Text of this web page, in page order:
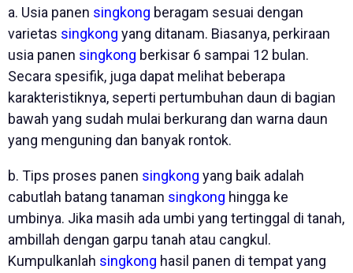
a. Usia panen singkong beragam sesuai dengan
varietas singkong yang ditanam. Biasanya, perkiraan
usia panen singkong berkisar 6 sampai 12 bulan.
Secara spesifik, juga dapat melihat beberapa
karakteristiknya, seperti pertumbuhan daun di bagian
bawah yang sudah mulai berkurang dan warna daun
yang menguning dan banyak rontok.
b. Tips proses panen singkong yang baik adalah
cabutlah batang tanaman singkong hingga ke
umbinya. Jika masih ada umbi yang tertinggal di tanah,
ambillah dengan garpu tanah atau cangkul.
Kumpulkanlah singkong hasil panen di tempat yang